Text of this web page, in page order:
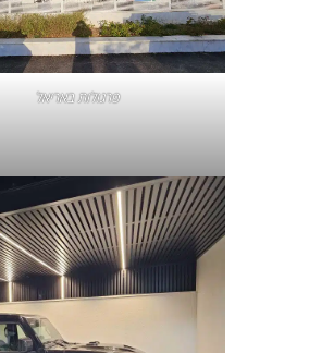
פרגולות באריאל